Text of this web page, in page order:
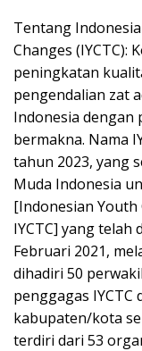
Tentang
Changes (IYCTC):
peningkatan
pengendalian zat
Indonesia dengan
bermakna. Nama
tahun 2023, yang
Muda Indonesia
[Indonesian
IYCTC] yang telah
Februari 2021,
dihadiri 50
penggagas
kabupaten/kota
terdiri dari 53